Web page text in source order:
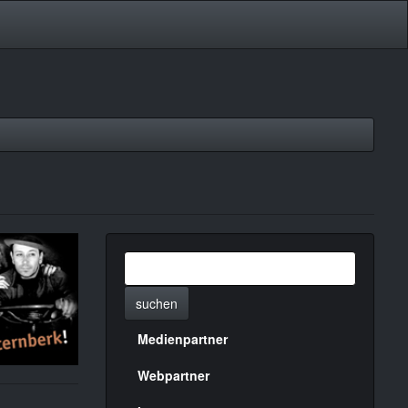
suchen
Menülinks
rechte
Medienpartner
Webpartner